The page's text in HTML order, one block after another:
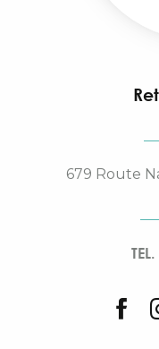
679 Route
TEL.